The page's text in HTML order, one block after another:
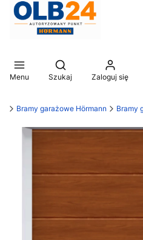
Menu
Otwórz wyszukiwarkę
Szukaj Zaloguj się
Bramy garażowe Hörmann